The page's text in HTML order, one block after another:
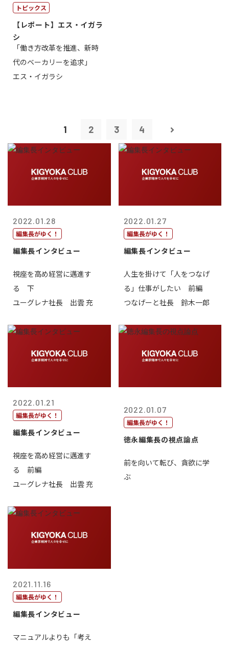
トピックス
【レポート】エス・イガラ
シ
「働き方改革を推進、新時
代のベーカリーを追求」
エス・イガラシ
1 2 3 4
2022.01.28
編集長がゆく！
編集長インタビュー
視座を高め経営に邁進す
る 下
ユーグレナ社長 出雲 充
2022.01.27
編集長がゆく！
編集長インタビュー
人生を掛けて「人をつなげ
る」仕事がしたい 前編
つなげーと社長 鈴木一郎
2022.01.21
編集長がゆく！
編集長インタビュー
視座を高め経営に邁進す
る 前編
ユーグレナ社長 出雲 充
2022.01.07
編集長がゆく！
徳永編集長の視点論点
前を向いて転び、貪欲に学
ぶ
2021.11.16
編集長がゆく！
編集長インタビュー
マニュアルよりも「考え